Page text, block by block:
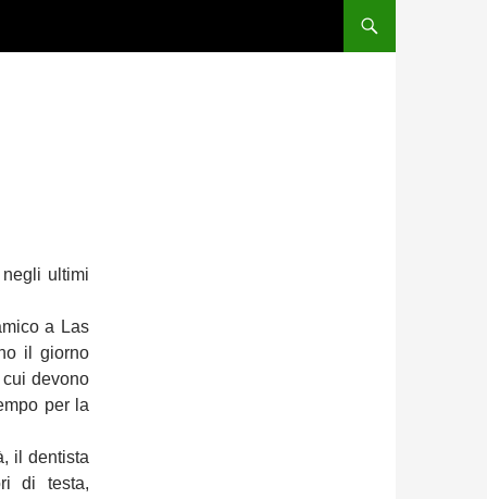
ultimi
a Las
il giorno
devono
per la
il dentista
di testa,